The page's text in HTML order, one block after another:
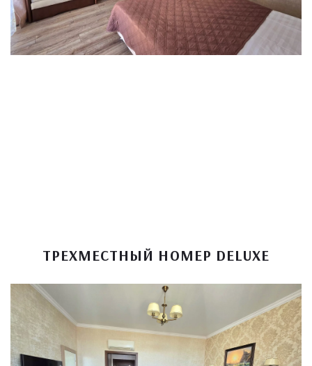
ТРЕХМЕСТНЫЙ НОМЕР DELUXE